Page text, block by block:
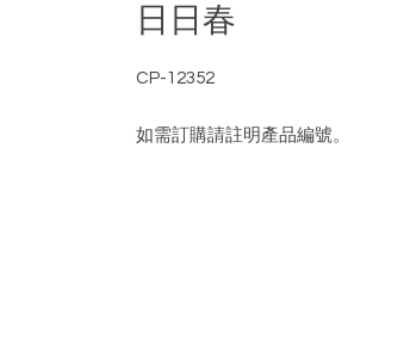
日日春
CP-12352
如需訂購請註明產品編號。